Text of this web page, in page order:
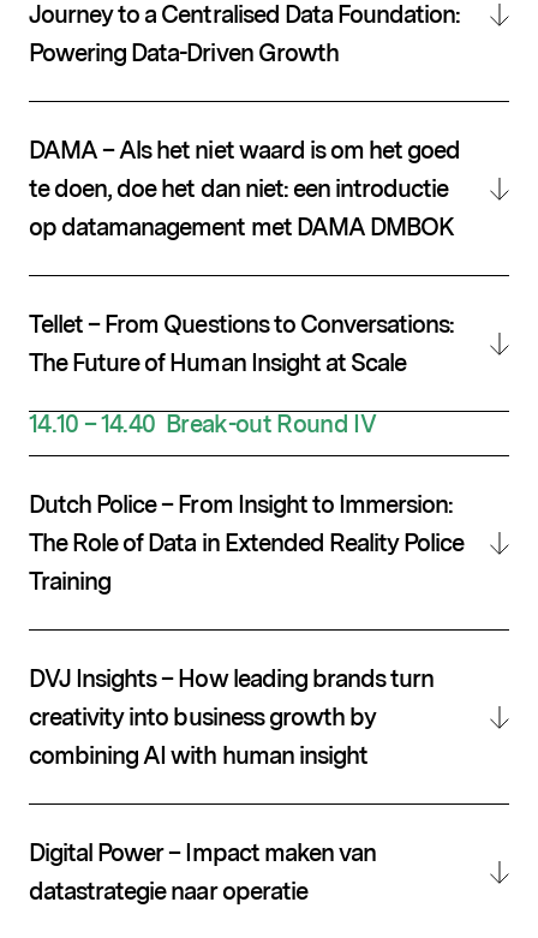
Journey to a Centralised Data Foundation:
Powering Data-Driven Growth
DAMA – Als het niet waard is om het goed
te doen, doe het dan niet: een introductie
op datamanagement met DAMA DMBOK
Tellet – From Questions to Conversations:
The Future of Human Insight at Scale
14.10 – 14.40 Break-out Round IV
Dutch Police – From Insight to Immersion:
The Role of Data in Extended Reality Police
Training
DVJ Insights – How leading brands turn
creativity into business growth by
combining AI with human insight
Digital Power – Impact maken van
datastrategie naar operatie